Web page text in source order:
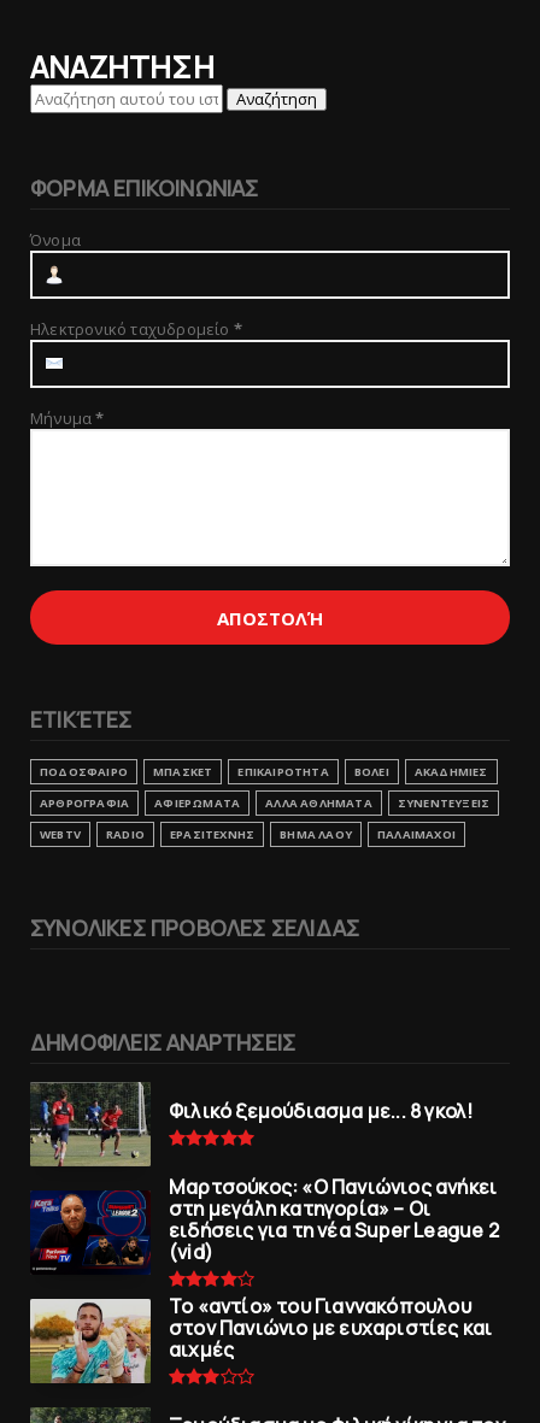
ΑΝΑΖΗΤΗΣΗ
ΦΟΡΜΑ ΕΠΙΚΟΙΝΩΝΙΑΣ
Όνομα
Ηλεκτρονικό ταχυδρομείο *
Μήνυμα*
ΕΤΙΚΈΤΕΣ
ΠΟΔΟΣΦΑΙΡΟ ΜΠΑΣΚΕΤ ΕΠΙΚΑΙΡΟΤΗΤΑ ΒΟΛΕΙ
ΑΚΑΔΗΜΙΕΣ
ΑΡΘΡΟΓΡΑΦΙΑ
ΑΦΙΕΡΩΜΑΤΑ ΑΛΛΑ ΑΘΛΗΜΑΤΑ
ΣΥΝΕΝΤΕΥΞΕΙΣ
WEBTV
RADIO ΕΡΑΣΙΤΕΧΝΗΣ ΒΗΜΑ ΛΑΟΥ ΠΑΛΑΙΜΑΧΟΙ
ΣΥΝΟΛΙΚΕΣ ΠΡΟΒΟΛΕΣ ΣΕΛΙΔΑΣ
ΔΗΜΟΦΙΛΕΙΣ ΑΝΑΡΤΗΣΕΙΣ
Φιλικό ξεμούδιασμα με... 8 γκολ!
Μαρτσούκος: «Ο Πανιώνιος ανήκει
στη μεγάλη κατηγορία» – Οι
ειδήσεις για τη νέα Super League 2
(vid)
To «αντίο» του Γιαννακόπουλου
στον Πανιώνιο με ευχαριστίες και
αιχμές